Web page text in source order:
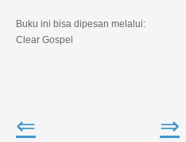
Buku ini bisa dipesan melalui:
Clear Gospel
⇐ ⇒